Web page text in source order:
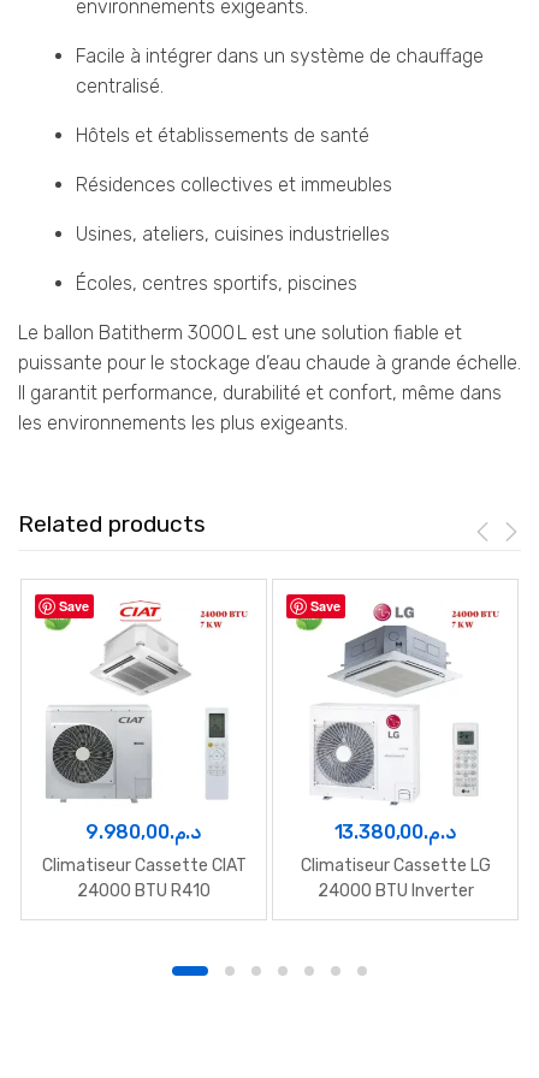
environnements exigeants.
Facile à intégrer dans un système de chauffage
centralisé.
Hôtels et établissements de santé
Résidences collectives et immeubles
Usines, ateliers, cuisines industrielles
Écoles, centres sportifs, piscines
Le ballon Batitherm 3000 L est une solution fiable et
puissante pour le stockage d’eau chaude à grande échelle.
Il garantit performance, durabilité et confort, même dans
les environnements les plus exigeants.
Related products
Save
د.م.9.980,00
Climatiseur Cassette CIAT
24000 BTU R410
Save
د.م.13.380,00
Climatiseur Cassette LG
24000 BTU Inverter